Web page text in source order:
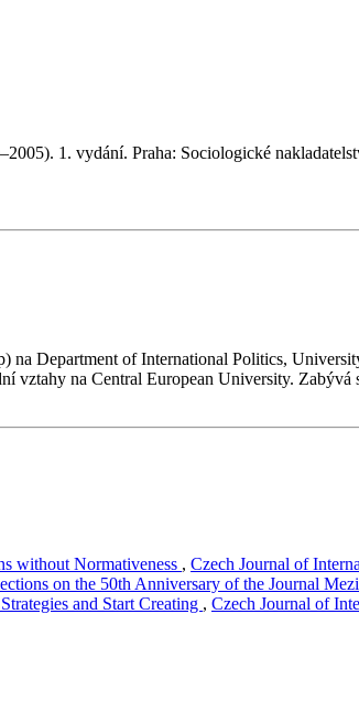
1. vydání. Praha: Sociologické
Department of International Politics,
na Central European University.
without Normativeness , Czech Journal of
on the 50th Anniversary of the Journal
and Start Creating , Czech Journal of